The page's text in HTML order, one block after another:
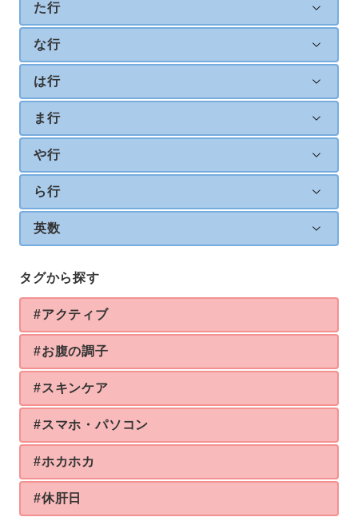
た行
な行
は行
ま行
や行
ら行
英数
タグから探す
#アクティブ
#お腹の調子
#スキンケア
#スマホ・パソコン
#ホカホカ
#休肝日